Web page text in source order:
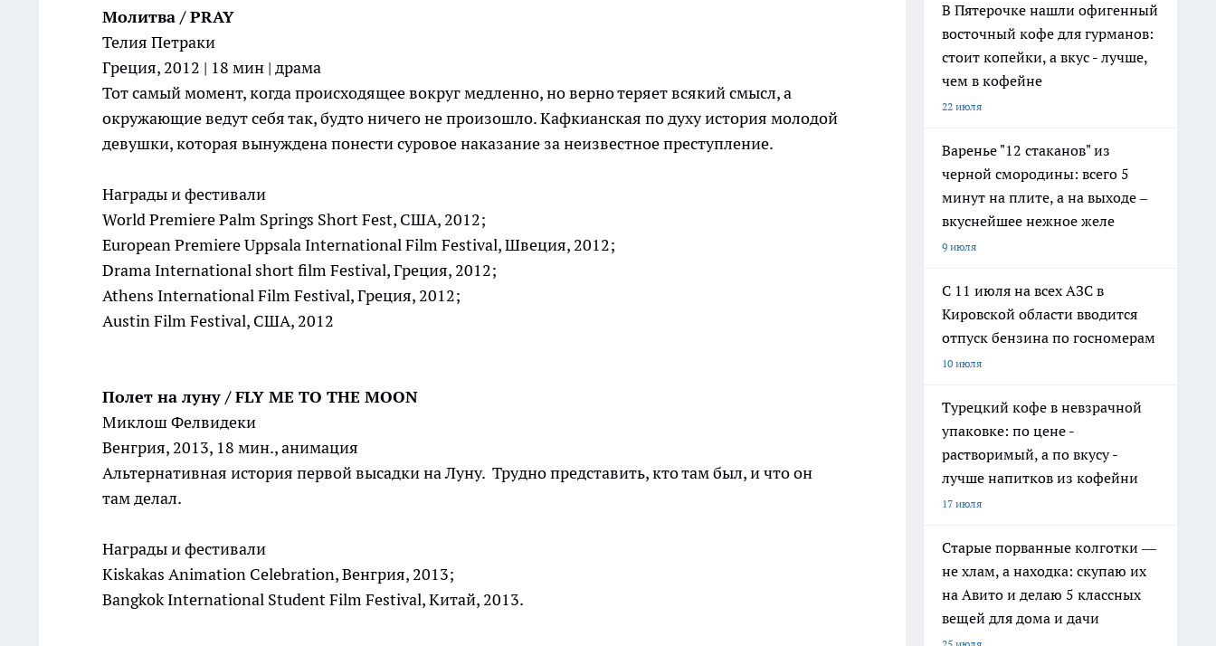
Молитва / PRAY
Телия Петраки
Греция, 2012 | 18 мин | драма
Тот самый момент, когда происходящее вокруг медленно, но верно теряет всякий смысл, а
окружающие ведут себя так, будто ничего не произошло. Кафкианская по духу история молодой
девушки, которая вынуждена понести суровое наказание за неизвестное преступление.
Награды и фестивали
World Premiere Palm Springs Short Fest, США, 2012;
European Premiere Uppsala International Film Festival, Швеция, 2012;
Drama International short film Festival, Греция, 2012;
Athens International Film Festival, Греция, 2012;
Austin Film Festival, США, 2012
Полет на луну / FLY ME TO THE MOON
Миклош Фелвидеки
Венгрия, 2013, 18 мин., анимация
Альтернативная история первой высадки на Луну. Трудно представить, кто там был, и что он
там делал.
Награды и фестивали
Kiskakas Animation Celebration, Венгрия, 2013;
Bangkok International Student Film Festival, Китай, 2013.
В Пятерочке нашли офигенный
восточный кофе для гурманов:
стоит копейки, а вкус - лучше,
чем в кофейне
22 июля
Варенье "12 стаканов" из
черной смородины: всего 5
минут на плите, а на выходе –
вкуснейшее нежное желе
9 июля
С 11 июля на всех АЗС в
Кировской области вводится
отпуск бензина по госномерам
10 июля
Турецкий кофе в невзрачной
упаковке: по цене -
растворимый, а по вкусу -
лучше напитков из кофейни
17 июля
Старые порванные колготки —
не хлам, а находка: скупаю их
на Авито и делаю 5 классных
вещей для дома и дачи